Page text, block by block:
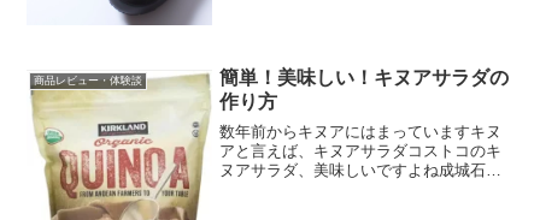
商品レビュー・体験談
簡単！美味しい！キヌアサラダの
作り方
数年前からキヌアにはまっていますキヌ
アと言えば、キヌアサラダコストコのキ
ヌアサラダ、美味しいですよね成城石井